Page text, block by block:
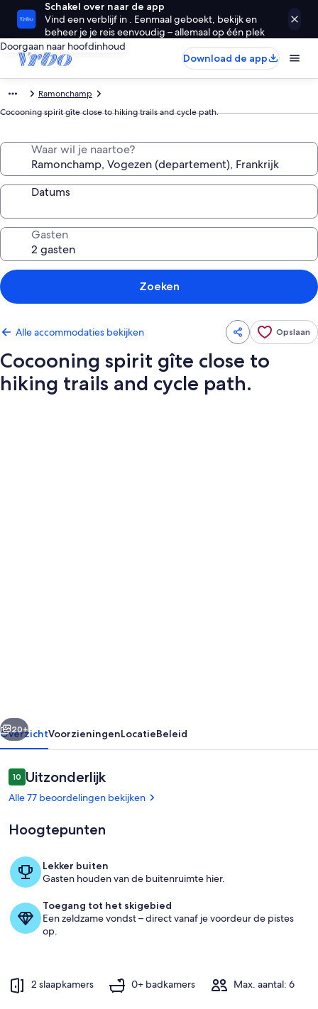
Schakel over naar de app
Vind een verblijf in . Eenmaal geboekt, bekijk en
beheer je je reis eenvoudig – allemaal op één plek
Doorgaan naar hoofdinhoud
Download de app
Ramonchamp
Cocooning spirit gîte close to hiking trails and cycle path.
Waar wil je naartoe?
Datums
Gasten
Zoeken
Alle accommodaties bekijken Opslaan
Cocooning spirit gîte close to
hiking trails and cycle path.
trails
and
cycle
path.
Dineren
Volgende
20+
OverzichtVoorzieningenLocatieBeleid
Beoordelingen
1010 op 10 –
Uitzonderlijk
Alle 77 beoordelingen bekijken
Hoogtepunten
Lekker buiten
Gasten houden van de buitenruimte hier.
Toegang tot het skigebied
Een zeldzame vondst – direct vanaf je voordeur de pistes
op.
2 slaapkamers 0+ badkamers Max. aantal: 6